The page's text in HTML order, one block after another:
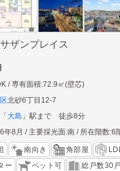
ザンプレイス
専有面積:72.9㎡(壁芯)
北砂6丁目12-7
「 大島 」駅まで 徒歩8分
年8月
主要採光面:南 所在階数:6
南向き 角部屋
ー
ペット可
総戸数30